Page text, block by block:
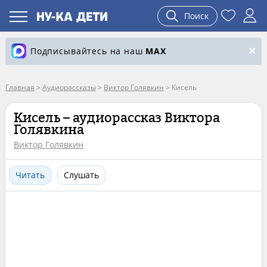
Поиск
Подписывайтесь на наш MAX
Главная > Аудиорассказы > Виктор Голявкин > Кисель
Кисель – аудиорассказ Виктора
Голявкина
Виктор Голявкин
Читать Слушать